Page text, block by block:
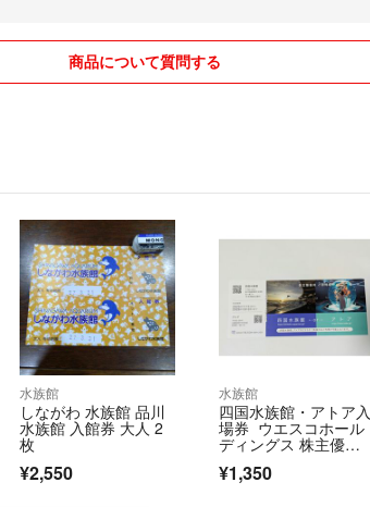
なりますが
心がけています
取通知は
ので
かもしれません
ださい
ついて
お送りしてますが
ことはご了承ください
ても
方をしております
の商品もあります
商品について質問する
水族館
しながわ 水族館 品川
水族館 入館券 大人 2
枚
¥2,550
水族館
四国水族館・アトア入
場券 ウエスコホール
ディングス 株主優待
¥1,350